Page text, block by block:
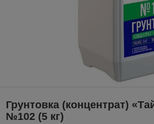
Грунтовка (концентрат)
№102 (5 кг)